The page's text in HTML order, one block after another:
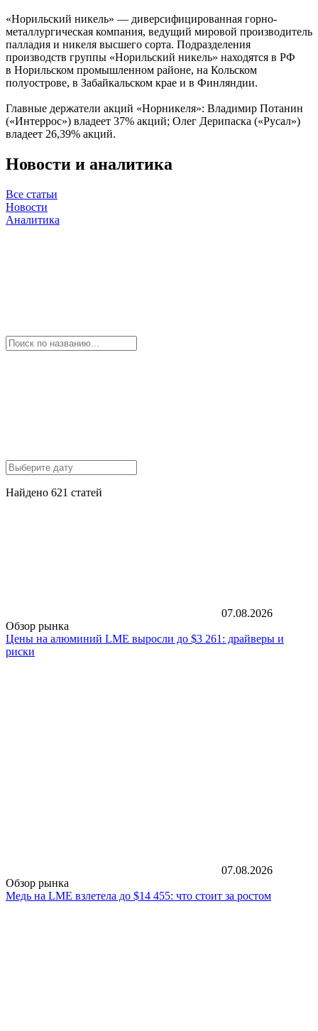
«Норильский никель» — диверсифицированная горно-
металлургическая компания, ведущий мировой производитель
палладия и никеля высшего сорта. Подразделения
производств группы «Норильский никель» находятся в РФ
в Норильском промышленном районе, на Кольском
полуострове, в Забайкальском крае и в Финляндии.
Главные держатели акций «Норникеля»: Владимир Потанин
(«Интеррос») владеет 37% акций; Олег Дерипаска («Русал»)
владеет 26,39% акций.
Новости и аналитика
Все статьи
Новости
Аналитика
Найдено 621 статей
07.08.2026
Обзор рынка
Цены на алюминий LME выросли до $3 261: драйверы и
риски
07.08.2026
Обзор рынка
Медь на LME взлетела до $14 455: что стоит за ростом